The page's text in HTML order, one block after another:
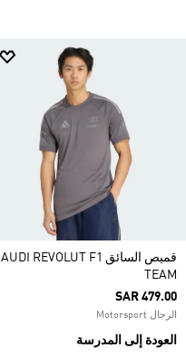
قميص السائق AUDI REVOLUT F1
TEAM
SAR 479.00
الرجال Motorsport
العودة إلى المدرسة